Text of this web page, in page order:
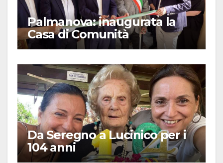
Palmanova: inaugurata la
Casa di Comunità
Da Seregno a Lucinico per i
104 anni